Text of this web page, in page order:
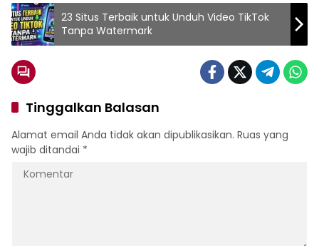
23 Situs Terbaik untuk Unduh Video TikTok
Tanpa Watermark
Tinggalkan Balasan
Alamat email Anda tidak akan dipublikasikan. Ruas yang
wajib ditandai *